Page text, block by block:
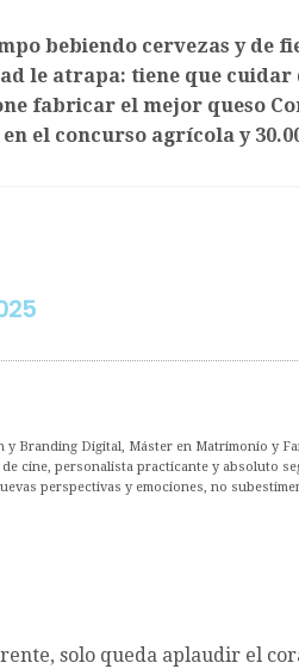
bebiendo cervezas y de
le atrapa: tiene que cuidar
fabricar el mejor queso
el concurso agrícola y
Branding Digital, Máster en Matrimonio y
cine, personalista practicante y absoluto
perspectivas y emociones, no
solo queda aplaudir el